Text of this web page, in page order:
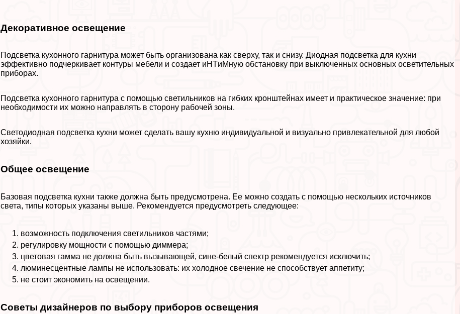
Декоративное освещение
Подсветка кухонного гарнитура может быть организована как сверху, так и снизу. Диодная подсветка для кухни
эффективно подчеркивает контуры мебели и создает иHTиMную обстановку при выключенных основных осветительных
приборах.
Подсветка кухонного гарнитура с помощью светильников на гибких кронштейнах имеет и пpaктическое значение: при
необходимости их можно направлять в сторону рабочей зоны.
Светодиодная подсветка кухни может сделать вашу кухню индивидуальной и визуально привлекательной для любой
хозяйки.
Общее освещение
Базовая подсветка кухни также должна быть предусмотрена. Ее можно создать с помощью нескольких источников
света, типы которых указаны выше. Рекомендуется предусмотреть следующее:
возможность подключения светильников частями;
регулировку мощности с помощью диммера;
цветовая гамма не должна быть вызывающей, сине-белый спектр рекомендуется исключить;
люминесцентные лампы не использовать: их холодное свечение не способствует аппетиту;
не стоит экономить на освещении.
Советы дизайнеров по выбору приборов освещения